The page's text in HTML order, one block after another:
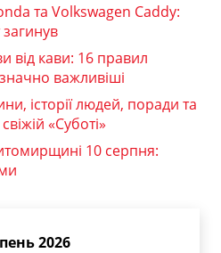
та Volkswagen Caddy:
від кави: 16 правил
важливіші
історії людей, поради та
«Суботі»
10 серпня:
2026